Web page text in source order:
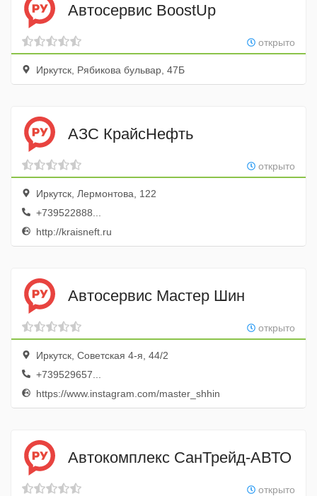
Автосервис BoostUp
открыто
Иркутск, Рябикова бульвар, 47Б
АЗС КрайсНефть
открыто
Иркутск, Лермонтова, 122
+739522888...
http://kraisneft.ru
Автосервис Мастер Шин
открыто
Иркутск, Советская 4-я, 44/2
+739529657...
https://www.instagram.com/master_shhin
Автокомплекс СанТрейд-АВТО
открыто